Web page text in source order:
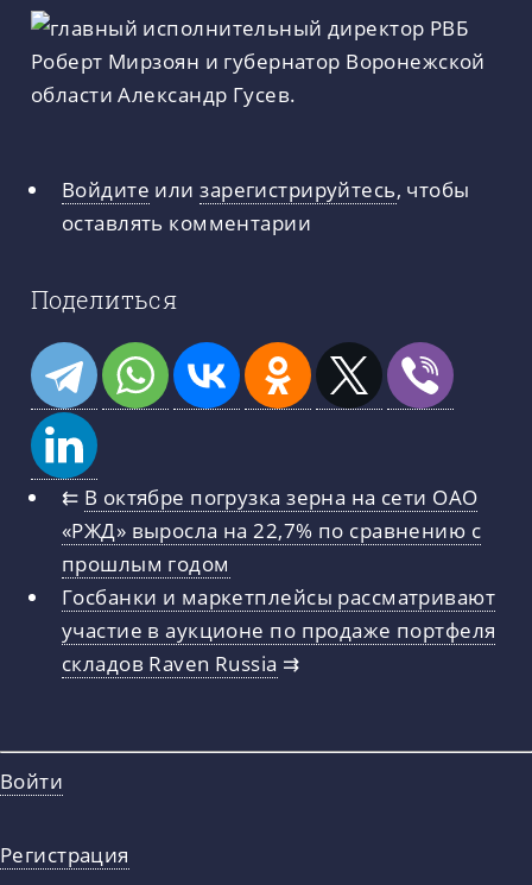
Войдите илизарегистрируйтесь, чтобы
оставлять комментарии
Поделиться
⇇ В октябре погрузка зерна на сети ОАО
«РЖД» выросла на 22,7% по сравнению с
прошлым годом
Госбанки и маркетплейсы рассматривают
участие в аукционе по продаже портфеля
складов Raven Russia ⇉
Войти
Регистрация